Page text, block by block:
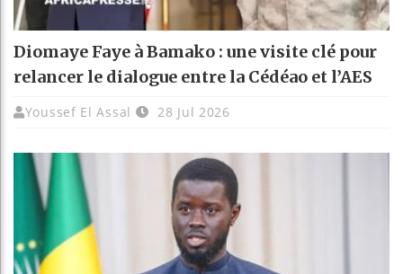
Diomaye Faye à Bamako : une visite clé pour
relancer le dialogue entre la Cédéao et l’AES
Youssef El Assal 28 Jul 2026